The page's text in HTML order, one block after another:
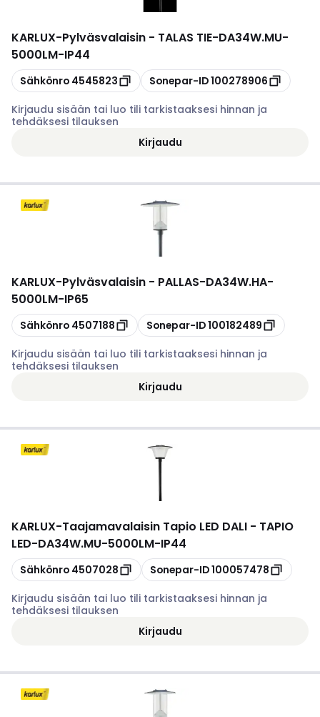
KARLUX-Pylväsvalaisin - TALAS TIE-DA34W.MU-
5000LM-IP44
Kopioi
Sähkönro 4545823 Kopioi
Sonepar-ID100278906
Kirjaudu sisään tai luo tili tarkistaaksesi hinnan ja
tehdäksesi tilauksen
Kirjaudu
KARLUX-Pylväsvalaisin - PALLAS-DA34W.HA-
5000LM-IP65
Kopioi
Sähkönro 4507188 Kopioi
Sonepar-ID100182489
Kirjaudu sisään tai luo tili tarkistaaksesi hinnan ja
tehdäksesi tilauksen
Kirjaudu
KARLUX-Taajamavalaisin Tapio LED DALI - TAPIO
LED-DA34W.MU-5000LM-IP44
Kopioi
Sähkönro 4507028 Kopioi
Sonepar-ID100057478
Kirjaudu sisään tai luo tili tarkistaaksesi hinnan ja
tehdäksesi tilauksen
Kirjaudu